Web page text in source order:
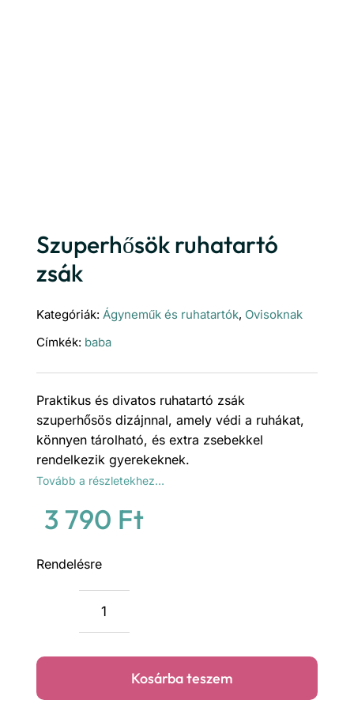
Szuperhősök ruhatartó
zsák
Kategóriák: Ágyneműk és ruhatartók, Ovisoknak
Címkék: baba
Praktikus és divatos ruhatartó zsák
szuperhősös dizájnnal, amely védi a ruhákat,
könnyen tárolható, és extra zsebekkel
rendelkezik gyerekeknek.
Tovább a részletekhez…
3 790 Ft
Rendelésre
Szuperhősök
mennyiség
Kosárba teszem